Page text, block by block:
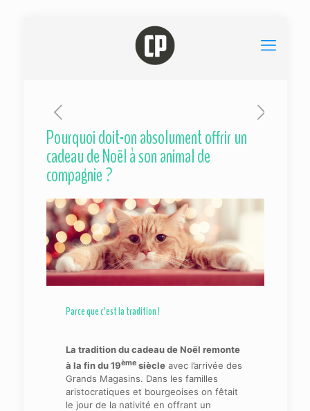
Pourquoi doit-on absolument offrir un
cadeau de Noël à son animal de
compagnie ?
Parce que c’est la tradition !
La tradition du cadeau de Noël remonte
à la fin du 19èmesiècleavec l’arrivée des
Grands Magasins. Dans les familles
aristocratiques et bourgeoises on fêtait
le jour de la nativité en offrant un